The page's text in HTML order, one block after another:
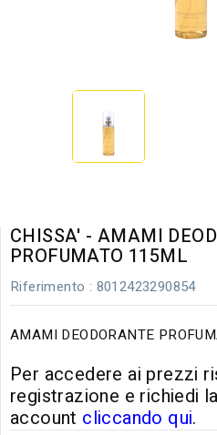
CHISSA' - AMAMI
PROFUMATO 115ML
Riferimento : 8012423290854
AMAMI DEODORANTE
Per accedere ai prezzi
registrazione e richiedi
account cliccando qui.